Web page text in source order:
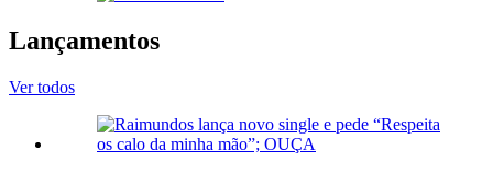
Lançamentos
Ver todos